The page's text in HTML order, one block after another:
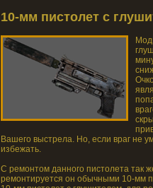
10-мм пистолет с
Вашего выстрела. Но, если враг не
избежать.
С ремонтом данного пистолета так
ремонтируется он обычными 10-мм